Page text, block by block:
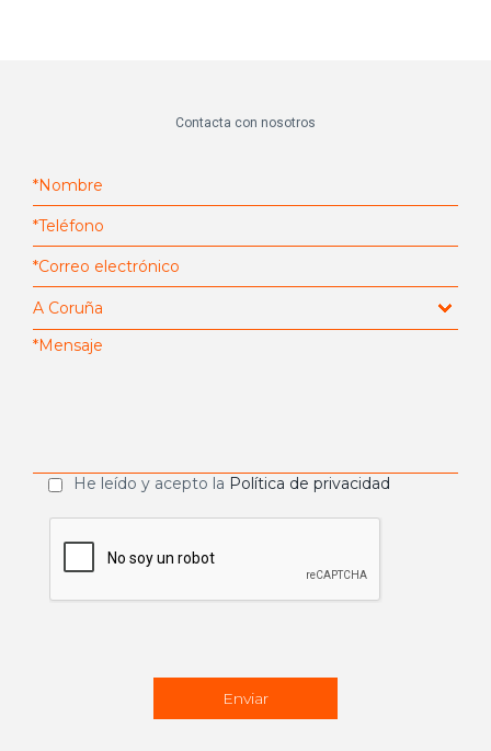
Contacta con nosotros
He leído y acepto la Política de privacidad